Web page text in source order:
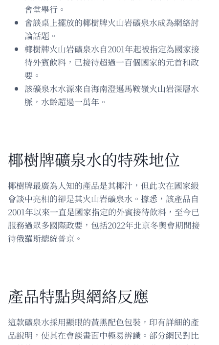
會堂舉行。
會談桌上擺放的椰樹牌火山岩礦泉水成為網絡討
論話題。
椰樹牌火山岩礦泉水自2001年起被指定為國家接
待外賓飲料，已接待超過一百個國家的元首和政
要。
該礦泉水水源來自海南澄邁馬鞍嶺火山岩深層水
脈，水齡超過一萬年。
椰樹牌礦泉水的特殊地位
椰樹牌最廣為人知的產品是其椰汁，但此次在國家級
會談中亮相的卻是其火山岩礦泉水。據悉，該產品自
2001年以來一直是國家指定的外賓接待飲料，至今已
服務過眾多國際政要，包括2022年北京冬奧會期間接
待俄羅斯總統普京。
產品特點與網絡反應
這款礦泉水採用顯眼的黃黑配色包裝，印有詳細的產
品說明，使其在會談畫面中極易辨識。部分網民對比